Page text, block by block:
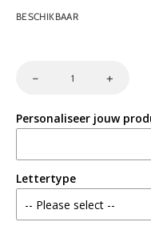
BESCHIKBAAR
Decrease
Handdoeken
-
-
Increase
-
+
Personaliseer jouw
Lettertype